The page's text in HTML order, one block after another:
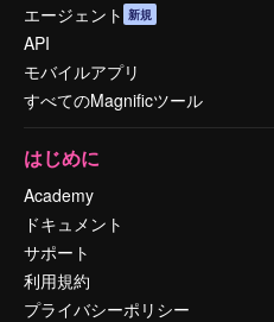
エージェント 新規
API
モバイルアプリ
すべてのMagnificツール
はじめに
Academy
ドキュメント
サポート
利用規約
プライバシーポリシー